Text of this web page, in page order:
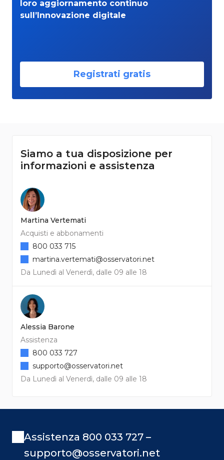
loro aggiornamento continuo
sull’Innovazione digitale
Registrati gratis
Siamo a tua disposizione per
informazioni e assistenza
Martina Vertemati
Acquisti e abbonamenti
Da Lunedì al Venerdì, dalle 09 alle 18
800 033 715
martina.vertemati@osservatori.net
Alessia Barone
Assistenza
Da Lunedì al Venerdì, dalle 09 alle 18
800 033 727
supporto@osservatori.net
Assistenza 800 033 727 –
supporto@osservatori.net